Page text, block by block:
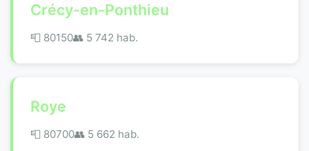
Crécy-en-Ponthieu
📮 80150👥 5 742 hab.
Roye
📮 80700👥 5 662 hab.